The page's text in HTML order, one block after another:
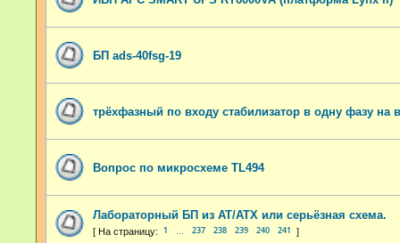
БП ads-40fsg-19
трёхфазный по входу стабилизатор в одну фазу на
Вопрос по микросхеме TL494
Лабораторный БП из AT/ATX или серьёзная схема.
1 237 238 239 240 241